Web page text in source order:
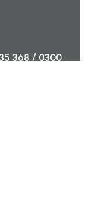
368 / 0300